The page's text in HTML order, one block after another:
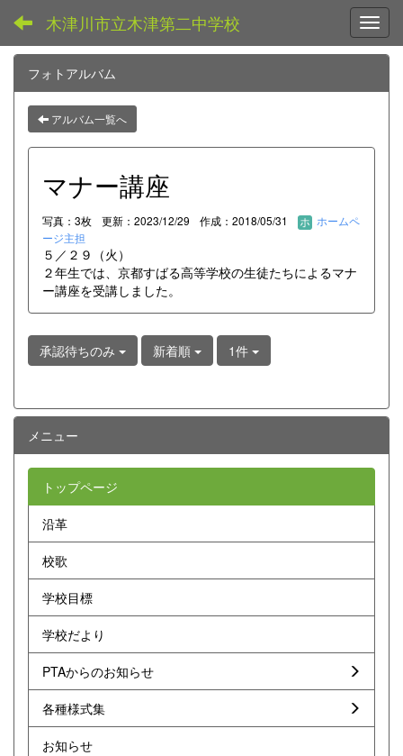
木津川市立木津第二中学校
フォトアルバム
アルバム一覧へ
マナー講座
写真：3枚 更新：2023/12/29 作成：2018/05/31
ホームペ
ージ主担
５／２９（火）
２年生では、京都すばる高等学校の生徒たちによるマナ
ー講座を受講しました。
承認待ちのみ 新着順 1件
メニュー
トップページ
沿革
校歌
学校目標
学校だより
PTAからのお知らせ
各種様式集
お知らせ